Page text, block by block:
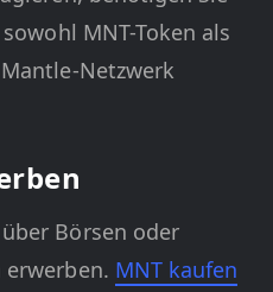
MNT-Token als
Netzwerk
Börsen oder
MNT kaufen